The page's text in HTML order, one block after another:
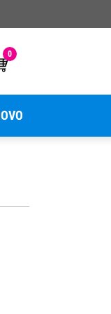
0